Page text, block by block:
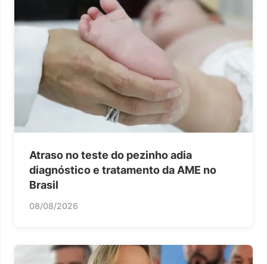
Atraso no teste do pezinho adia
diagnóstico e tratamento da AME no
Brasil
08/08/2026